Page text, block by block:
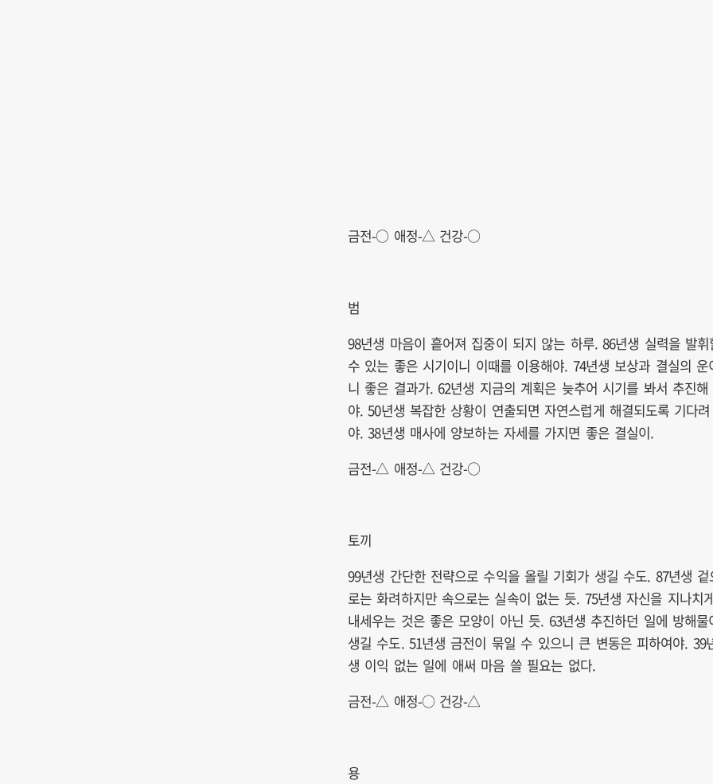
금전-○ 애정-△ 건강-○
범
98년생 마음이 흩어져 집중이 되지 않는 하루. 86년생 실력을 발휘
수 있는 좋은 시기이니 이때를 이용해야. 74년생 보상과 결실의 운
니 좋은 결과가. 62년생 지금의 계획은 늦추어 시기를 봐서 추진해
야. 50년생 복잡한 상황이 연출되면 자연스럽게 해결되도록 기다려
야. 38년생 매사에 양보하는 자세를 가지면 좋은 결실이.
금전-△ 애정-△ 건강-○
토끼
99년생 간단한 전략으로 수익을 올릴 기회가 생길 수도. 87년생 겉
로는 화려하지만 속으로는 실속이 없는 듯. 75년생 자신을 지나치
내세우는 것은 좋은 모양이 아닌 듯. 63년생 추진하던 일에 방해물
생길 수도. 51년생 금전이 묶일 수 있으니 큰 변동은 피하여야. 39
생 이익 없는 일에 애써 마음 쓸 필요는 없다.
금전-△ 애정-○ 건강-△
용